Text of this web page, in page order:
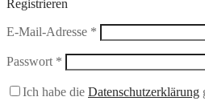
Registrieren
E-Mail-Adresse *
Passwort *
Ich habe die Datenschutzerklärung